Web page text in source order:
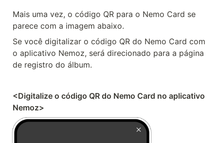
Mais uma vez, o código QR para o Nemo Card se
parece com a imagem abaixo.
Se você digitalizar o código QR do Nemo Card com
o aplicativo Nemoz, será direcionado para a página
de registro do álbum.
<Digitalize o código QR do Nemo Card no aplicativo
Nemoz>